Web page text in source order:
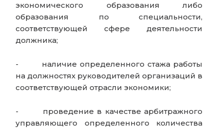
экономического образования либо
образования по специальности,
соответствующей сфере деятельности
должника;
-
наличие определенного стажа работы
на должностях руководителей организаций в
соответствующей отрасли экономики;
-
проведение в качестве арбитражного
управляющего определенного количества